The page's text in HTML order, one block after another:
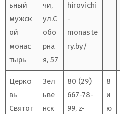
ьный
мужск
ой
монас
тырь
чи,
ул.С
обо
рна
я, 57
hirovichi
-
monaste
ry.by/
Церко
вь
Святог
Зел
ьве
нск
80 (29)
667-78-
99,z-
8
и
ю